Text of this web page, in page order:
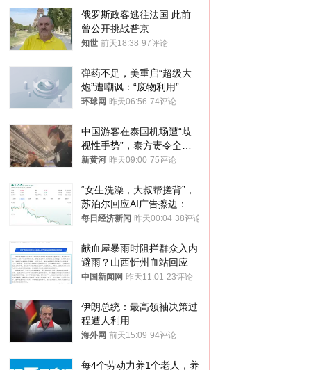
俄罗斯政客逃往法国 此前
曾公开挑战普京
知世 前天18:38 97评论
弹药不足，美重启“超级大
炮”遭嘲讽：“废物利用”
环球网 昨天06:56 74评论
中国游客在泰国机场遭“歧
视性手势”，泰方责令全面
调查，对责任人采取最严厉
新黄河 昨天09:00 75评论
“女生洗澡，大叔帮搓背”，
苏泊尔回应AI广告擦边：视
频全下架，已强化内容管理
每日经济新闻 昨天00:04 38评论
献血屋暴雨时阻拦群众入内
避雨？山西忻州血站回应
中国新闻网 昨天11:01 23评论
伊朗总统：最高领袖决策过
程遭人利用
海外网 前天15:09 94评论
每4个劳动力养1个老人，养